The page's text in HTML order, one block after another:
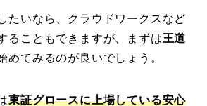
たいなら、クラウドワークスなど
ることもできますが、まずは王道
めてみるのが良いでしょう。
東証グロースに上場している安心